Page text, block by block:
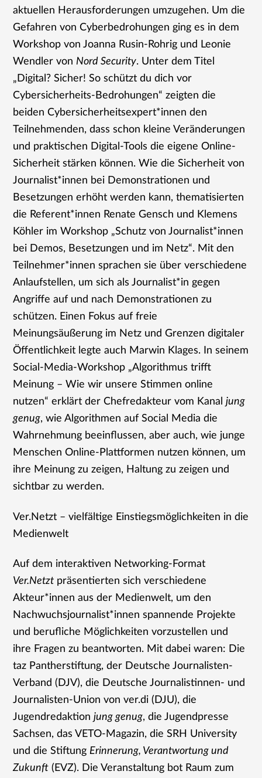
aktuellen Herausforderungen umzugehen. Um die
Gefahren von Cyberbedrohungen ging es in dem
Workshop von Joanna Rusin-Rohrig und Leonie
Wendler von Nord Security. Unter dem Titel
„Digital? Sicher! So schützt du dich vor
Cybersicherheits-Bedrohungen“ zeigten die
beiden Cybersicherheitsexpert*innen den
Teilnehmenden, dass schon kleine Veränderungen
und praktischen Digital-Tools die eigene Online-
Sicherheit stärken können. Wie die Sicherheit von
Journalist*innen bei Demonstrationen und
Besetzungen erhöht werden kann, thematisierten
die Referent*innen Renate Gensch und Klemens
Köhler im Workshop „Schutz von Journalist*innen
bei Demos, Besetzungen und im Netz“. Mit den
Teilnehmer*innen sprachen sie über verschiedene
Anlaufstellen, um sich als Journalist*in gegen
Angriffe auf und nach Demonstrationen zu
schützen. Einen Fokus auf freie
Meinungsäußerung im Netz und Grenzen digitaler
Öffentlichkeit legte auch Marwin Klages. In seinem
Social-Media-Workshop „Algorithmus trifft
Meinung – Wie wir unsere Stimmen online
nutzen“ erklärt der Chefredakteur vom Kanaljung
genug, wie Algorithmen auf Social Media die
Wahrnehmung beeinflussen, aber auch, wie junge
Menschen Online-Plattformen nutzen können, um
ihre Meinung zu zeigen, Haltung zu zeigen und
sichtbar zu werden.
Ver.Netzt – vielfältige Einstiegsmöglichkeiten in die
Medienwelt
Auf dem interaktiven Networking-Format
Ver.Netzt präsentierten sich verschiedene
Akteur*innen aus der Medienwelt, um den
Nachwuchsjournalist*innen spannende Projekte
und berufliche Möglichkeiten vorzustellen und
ihre Fragen zu beantworten. Mit dabei waren: Die
taz Pantherstiftung, der Deutsche Journalisten-
Verband (DJV), die Deutsche Journalistinnen- und
Journalisten-Union von ver.di (DJU), die
Jugendredaktionjung genug, die Jugendpresse
Sachsen, das VETO-Magazin, die SRH University
und die Stiftung Erinnerung, Verantwortung und
Zukunft (EVZ). Die Veranstaltung bot Raum zum